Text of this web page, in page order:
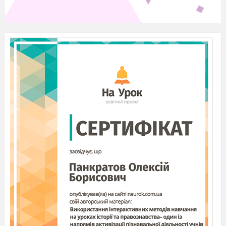
Вінницького коледжу НУХТ
У навчальному посібнику
уявлення про основні принципи
креслень високої якості, оформлених згідно з
вимогами стандартів ЄСКД за допомогою
системи автоматизованого проектування